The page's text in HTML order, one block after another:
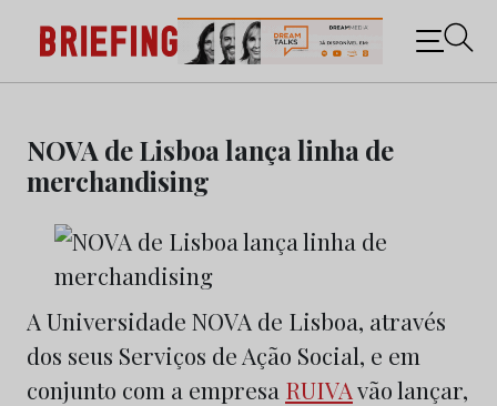
content
Briefing: Todas as notícias sobre os negócios do
Marketing e da Publicidade
NOVA de Lisboa lança linha de
merchandising
A Universidade NOVA de Lisboa, através
dos seus Serviços de Ação Social, e em
conjunto com a empresa RUIVAvão lançar,